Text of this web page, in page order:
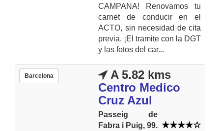
CAMPANA! Renovamos tu
carnet de conducir en el
ACTO, sin necesidad de cita
previa. ¡El tramite con la DGT
y las fotos del car...
Barcelona
A 5.82 kms
Centro Medico
Cruz Azul
Passeig de
Fabra i Puig, 99.